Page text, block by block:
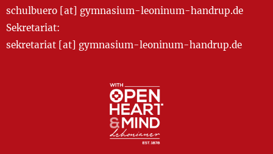
schulbuero [at] gymnasium-leoninum-handrup.de
Sekretariat:
sekretariat [at] gymnasium-leoninum-handrup.de